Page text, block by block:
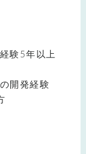
験5年以上
開発経験